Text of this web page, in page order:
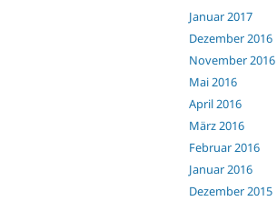
Januar 2017
Dezember 2016
November 2016
Mai 2016
April 2016
März 2016
Februar 2016
Januar 2016
Dezember 2015